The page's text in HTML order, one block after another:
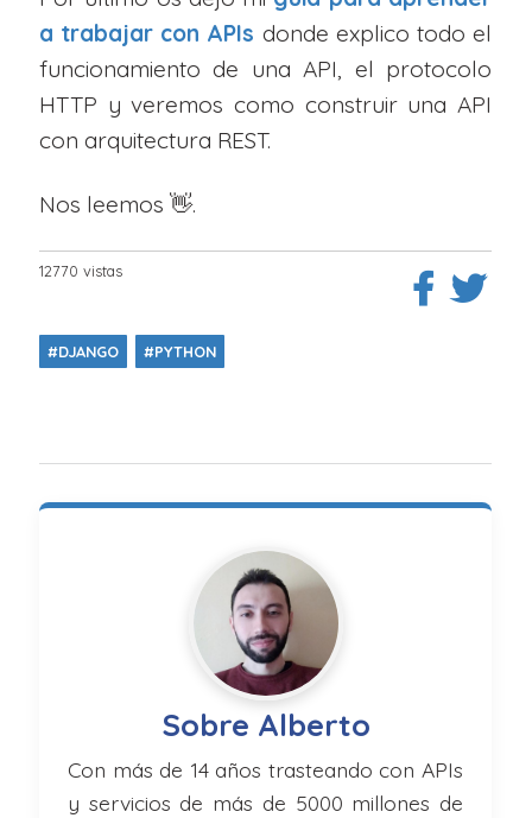
a trabajar con APIs donde explico todo el
funcionamiento de una API, el protocolo
HTTP y veremos como construir una API
con arquitectura REST.
Nos leemos 👋.
12770 vistas
#DJANGO #PYTHON
Sobre Alberto
Con más de 14 años trasteando con APIs
y servicios de más de 5000 millones de